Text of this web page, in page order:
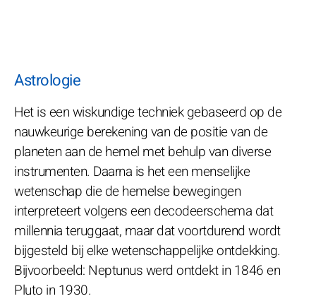
Astrologie
Het is een wiskundige techniek gebaseerd op de
nauwkeurige berekening van de positie van de
planeten aan de hemel met behulp van diverse
instrumenten. Daarna is het een menselijke
wetenschap die de hemelse bewegingen
interpreteert volgens een decodeerschema dat
millennia teruggaat, maar dat voortdurend wordt
bijgesteld bij elke wetenschappelijke ontdekking.
Bijvoorbeeld: Neptunus werd ontdekt in 1846 en
Pluto in 1930.